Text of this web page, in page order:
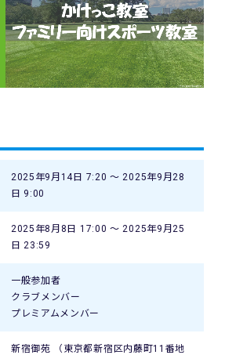
2025年9月14日 7:20 〜 2025年9月28
日 9:00
2025年8月8日 17:00 〜 2025年9月25
日 23:59
一般参加者
クラブメンバー
プレミアムメンバー
新宿御苑 （東京都新宿区内藤町11番地